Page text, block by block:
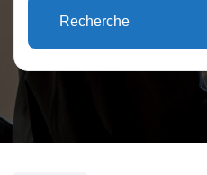
Recherche